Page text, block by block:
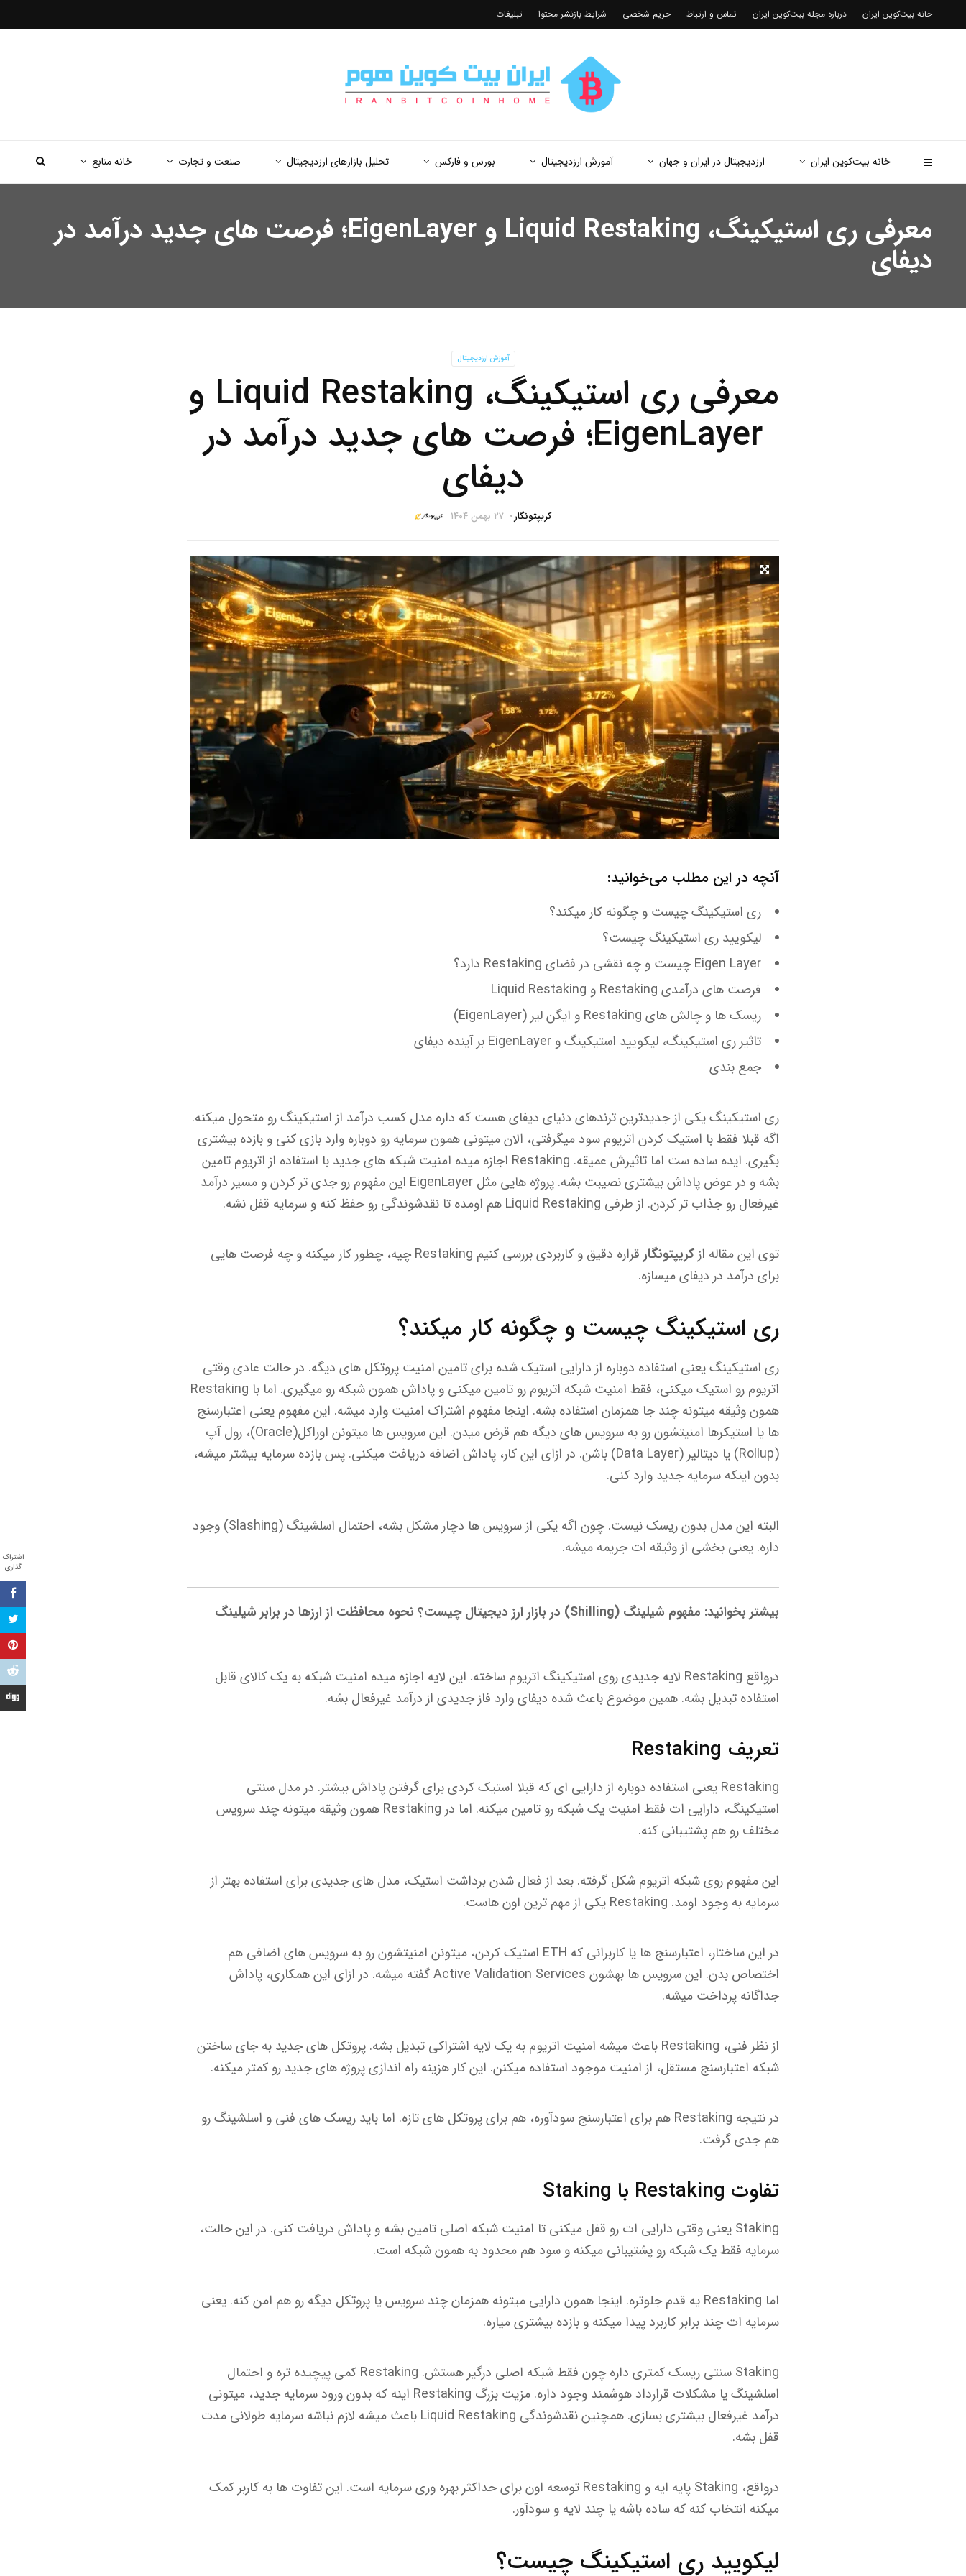
خانه بیت‌کوین ایران ارزدیجیتال در ایران و جهان آموزش ارزدیجیتال بورس و فارکس تحلیل بازارهای ارزدیجیتال صنعت و تجارت خانه منابع
خانه بیت‌کوین ایران درباره مجله بیت‌کوین ایران تماس و ارتباط حریم شخصی شرایط بازنشر محتوا تبلیغات
معرفی ری استیکینگ، Liquid Restaking و EigenLayer؛ فرصت های جدید درآمد در
دیفای
آموزش ارزدیجیتال
معرفی ری استیکینگ، Liquid Restaking و
EigenLayer؛ فرصت های جدید درآمد در
دیفای
کریپتونگار ۲۷ بهمن ۱۴۰۴
اشتراک
گذاری
آنچه در این مطلب می‌خوانید:
ری استیکینگ چیست و چگونه کار میکند؟
لیکویید ری استیکینگ چیست؟
Eigen Layer چیست و چه نقشی در فضای Restaking دارد؟
فرصت های درآمدی Restaking و Liquid Restaking
ریسک ها و چالش های Restaking و ایگن لیر (EigenLayer)
تاثیر ری استیکینگ، لیکویید استیکینگ و EigenLayer بر آینده دیفای
جمع بندی
ری استیکینگ یکی از جدیدترین ترندهای دنیای دیفای هست که داره مدل کسب درآمد از استیکینگ رو متحول میکنه.
اگه قبلا فقط با استیک کردن اتریوم سود میگرفتی، الان میتونی همون سرمایه رو دوباره وارد بازی کنی و بازده بیشتری
بگیری. ایده ساده ست اما تاثیرش عمیقه. Restaking اجازه میده امنیت شبکه های جدید با استفاده از اتریوم تامین
بشه و در عوض پاداش بیشتری نصیبت بشه. پروژه هایی مثل EigenLayer این مفهوم رو جدی تر کردن و مسیر درآمد
غیرفعال رو جذاب تر کردن. از طرفی Liquid Restaking هم اومده تا نقدشوندگی رو حفظ کنه و سرمایه قفل نشه.
توی این مقاله ازکریپتونگار
قراره دقیق و کاربردی بررسی کنیم Restaking چیه، چطور کار میکنه و چه فرصت هایی
برای درآمد در دیفای میسازه.
ری استیکینگ چیست و چگونه کار میکند؟
ری استیکینگ یعنی استفاده دوباره از دارایی استیک شده برای تامین امنیت پروتکل های دیگه. در حالت عادی وقتی
اتریوم رو استیک میکنی، فقط امنیت شبکه اتریوم رو تامین میکنی و پاداش همون شبکه رو میگیری. اما با Restaking
همون وثیقه میتونه چند جا همزمان استفاده بشه. اینجا مفهوم اشتراک امنیت وارد میشه. این مفهوم یعنی اعتبارسنج
ها یا استیکرها امنیتشون رو به سرویس های دیگه هم قرض میدن. این سرویس ها میتونن اوراکل(Oracle)، رول آپ
(Rollup) یا دیتالیر (Data Layer) باشن. در ازای این کار، پاداش اضافه دریافت میکنی. پس بازده سرمایه بیشتر میشه،
بدون اینکه سرمایه جدید وارد کنی.
البته این مدل بدون ریسک نیست. چون اگه یکی از سرویس ها دچار مشکل بشه، احتمال اسلشینگ (Slashing) وجود
داره. یعنی بخشی از وثیقه ات جریمه میشه.
بیشتر بخوانید: مفهوم شیلینگ (Shilling) در بازار ارز دیجیتال چیست؟ نحوه محافظت از ارزها در برابر شیلینگ
درواقع Restaking لایه جدیدی روی استیکینگ اتریوم ساخته. این لایه اجازه میده امنیت شبکه به یک کالای قابل
استفاده تبدیل بشه. همین موضوع باعث شده دیفای وارد فاز جدیدی از درآمد غیرفعال بشه.
تعریف Restaking
Restaking یعنی استفاده دوباره از دارایی ای که قبلا استیک کردی برای گرفتن پاداش بیشتر. در مدل سنتی
استیکینگ، دارایی ات فقط امنیت یک شبکه رو تامین میکنه. اما در Restaking همون وثیقه میتونه چند سرویس
مختلف رو هم پشتیبانی کنه.
این مفهوم روی شبکه اتریوم شکل گرفته. بعد از فعال شدن برداشت استیک، مدل های جدیدی برای استفاده بهتر از
سرمایه به وجود اومد. Restaking یکی از مهم ترین اون هاست.
در این ساختار، اعتبارسنج ها یا کاربرانی که ETH استیک کردن، میتونن امنیتشون رو به سرویس های اضافی هم
اختصاص بدن. این سرویس ها بهشون Active Validation Services گفته میشه.
در ازای این همکاری، پاداش
جداگانه پرداخت میشه.
از نظر فنی، Restaking باعث میشه امنیت اتریوم به یک لایه اشتراکی تبدیل بشه. پروتکل های جدید به جای ساختن
شبکه اعتبارسنج مستقل، از امنیت موجود استفاده میکنن. این کار هزینه راه اندازی پروژه های جدید رو کمتر میکنه.
در نتیجه Restaking هم برای اعتبارسنج سودآوره، هم برای پروتکل های تازه. اما باید ریسک های فنی و اسلشینگ رو
هم جدی گرفت.
تفاوت Restaking با Staking
Staking یعنی وقتی دارایی ات رو قفل میکنی تا امنیت شبکه اصلی تامین بشه و پاداش دریافت کنی. در این حالت،
سرمایه فقط یک شبکه رو پشتیبانی میکنه و سود هم محدود به همون شبکه است.
اما Restaking یه قدم جلوتره. اینجا همون دارایی میتونه همزمان چند سرویس یا پروتکل دیگه رو هم امن کنه. یعنی
سرمایه ات چند برابر کاربرد پیدا میکنه و بازده بیشتری میاره.
Staking سنتی ریسک کمتری داره چون فقط شبکه اصلی درگیر هستش. Restaking کمی پیچیده تره و احتمال
اسلشینگ یا مشکلات قرارداد هوشمند وجود داره. مزیت بزرگ Restaking اینه که بدون ورود سرمایه جدید، میتونی
درآمد غیرفعال بیشتری بسازی. همچنین نقدشوندگی Liquid Restaking باعث میشه لازم نباشه سرمایه طولانی مدت
قفل بشه.
درواقع، Staking پایه ایه و Restaking توسعه اون برای حداکثر بهره وری سرمایه است. این تفاوت ها به کاربر کمک
میکنه انتخاب کنه که ساده باشه یا چند لایه و سودآور.
لیکویید ری استیکینگ چیست؟